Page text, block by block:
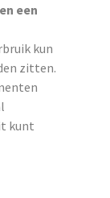
een
kun
zitten.
kunt